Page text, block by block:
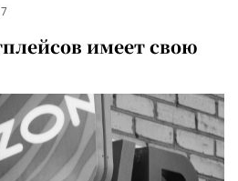
имеет свою